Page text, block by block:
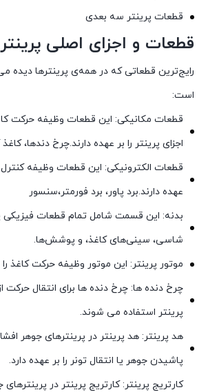
قطعات پرینتر سه بعدی
قطعات و اجزای اصلی پرینتر
رایج‌ترین قطعاتی که در همه‌ی پرینترها دیده
است:
قطعات مکانیکی: این قطعات وظیفه حرکت
اجزای پرینتر را بر عهده دارند.چرخ دندها،
قطعات الکترونیکی: این قطعات وظیفه کنترل
عهده دارند.برد پاور، برد فورمتر،سنسور
بدنه: این قسمت شامل تمام قطعات فیزیکی
شاسی، سینی‌های کاغذ، و پوشش‌ها.
موتور پرینتر: این موتور وظیفه حرکت کاغذ را
چرخ دنده ها: چرخ دنده ها برای انتقال حرکت
پرینتر استفاده می شوند.
هد پرینتر: هد پرینتر در پرینترهای جوهر
پاشیدن جوهر یا انتقال تونر را بر عهده دارد.
کارتریج پرینتر: کارتریج پرینتر در